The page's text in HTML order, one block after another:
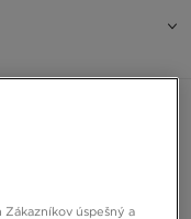
úspešný a